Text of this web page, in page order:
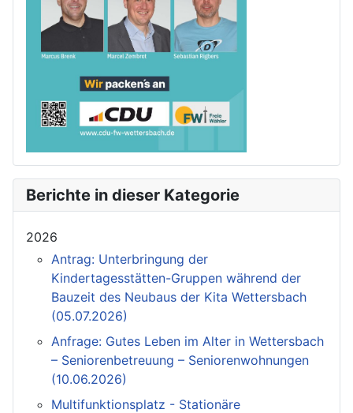
Berichte in dieser Kategorie
2026
Antrag: Unterbringung der
Kindertagesstätten-Gruppen während der
Bauzeit des Neubaus der Kita Wettersbach
(05.07.2026)
Anfrage: Gutes Leben im Alter in Wettersbach
– Seniorenbetreuung – Seniorenwohnungen
(10.06.2026)
Multifunktionsplatz - Stationäre